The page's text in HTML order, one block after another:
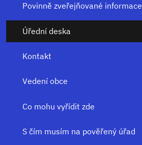
Povinně zveřejňované informace
Úřední deska
Kontakt
Vedení obce
Co mohu vyřídit zde
S čím musím na pověřený úřad